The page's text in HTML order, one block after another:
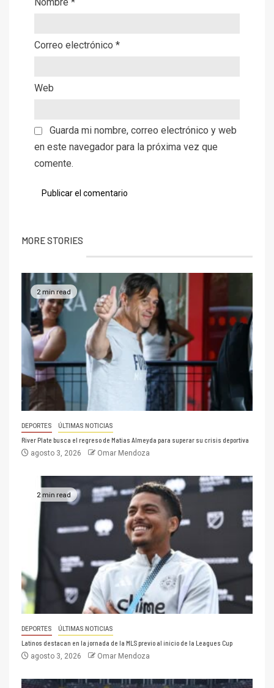
Correo electrónico *
Web
Guarda mi nombre, correo electrónico y web
en este navegador para la próxima vez que
comente.
MORE STORIES
2 min read
DEPORTES ÚLTIMAS NOTICIAS
River Plate busca el regreso de Matías Almeyda para superar su crisis deportiva
agosto 3, 2026 Omar Mendoza
2 min read
DEPORTES ÚLTIMAS NOTICIAS
Latinos destacan en la jornada de la MLS previo al inicio de la Leagues Cup
agosto 3, 2026 Omar Mendoza